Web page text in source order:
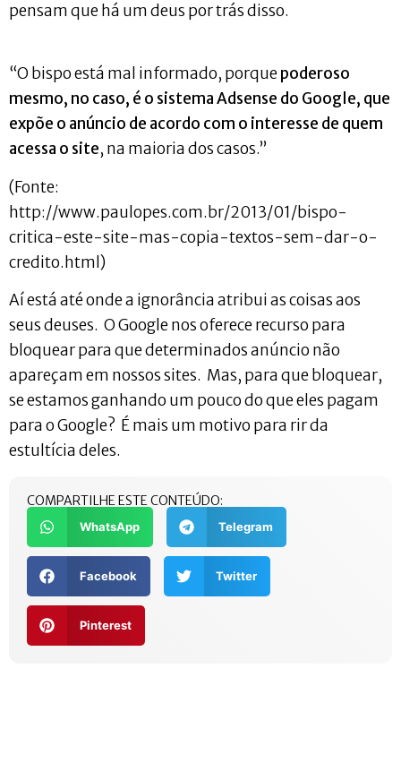
pensam que há um deus por trás disso.
“O bispo está mal informado, porquepoderoso
mesmo, no caso, é o sistema Adsense do Google, que
expõe o anúncio de acordo com o interesse de quem
acessa o site, na maioria dos casos.”
(Fonte:
http://www.paulopes.com.br/2013/01/bispo-
critica-este-site-mas-copia-textos-sem-dar-o-
credito.html)
Aí está até onde a ignorância atribui as coisas aos
seus deuses. O Google nos oferece recurso para
bloquear para que determinados anúncio não
apareçam em nossos sites. Mas, para que bloquear,
se estamos ganhando um pouco do que eles pagam
para o Google? É mais um motivo para rir da
estultícia deles.
COMPARTILHE ESTE CONTEÚDO:
WhatsApp Telegram
Facebook Twitter
Pinterest